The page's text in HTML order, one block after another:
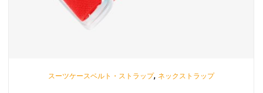
スーツケースベルト・ストラップ, ネックストラップ